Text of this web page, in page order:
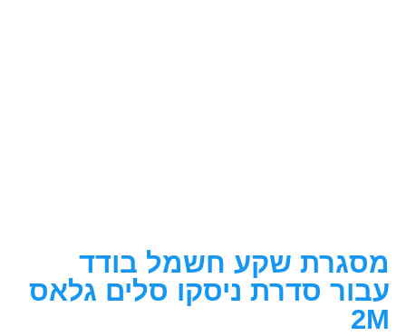
מסגרת שקע חשמל בודד
עבור סדרת ניסקו סלים גלאס
2M